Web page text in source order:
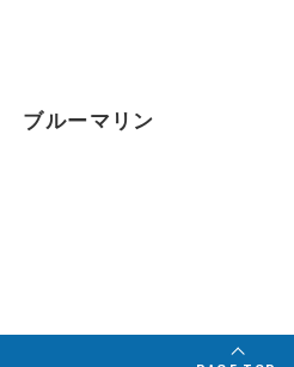
ブルーマリン